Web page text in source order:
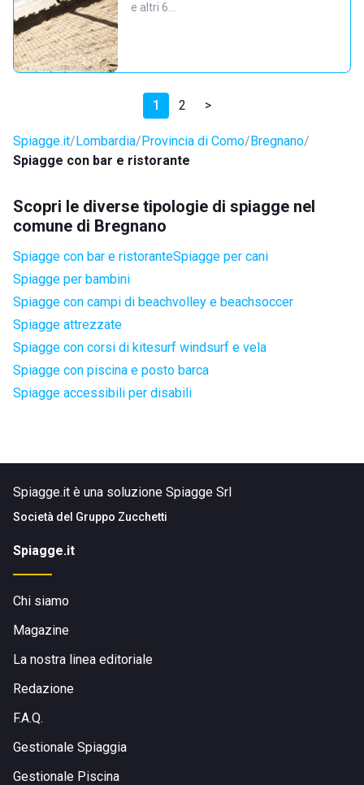
e altri 6…
1 2 >
Spiagge.it Lombardia Provincia di Como Bregnano
Spiagge con bar e ristorante
Scopri le diverse tipologie di spiagge nel
comune di Bregnano
Spiagge con bar e ristoranteSpiagge per cani
Spiagge per bambini
Spiagge con campi di beachvolley e beachsoccer
Spiagge attrezzate
Spiagge con corsi di kitesurf windsurf e vela
Spiagge con piscina e posto barca
Spiagge accessibili per disabili
Spiagge.it è una soluzione Spiagge Srl
Società del Gruppo Zucchetti
Spiagge.it
Chi siamo
Magazine
La nostra linea editoriale
Redazione
F.A.Q.
Gestionale Spiaggia
Gestionale Piscina